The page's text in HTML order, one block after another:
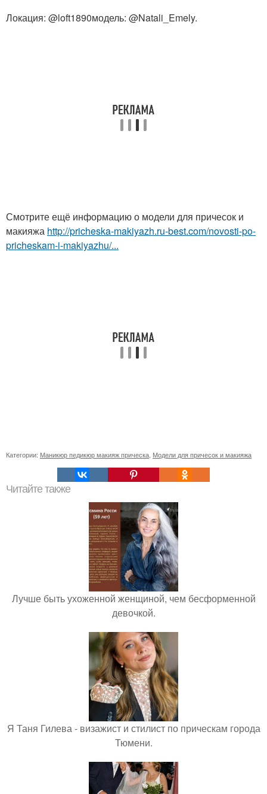
Локация: @loft1890модель: @Natali_Emely.
Смотрите ещё информацию о модели для причесок и
макияжа http://pricheska-makiyazh.ru-best.com/novosti-po-
pricheskam-i-makiyazhu/...
Категории: Маникюр педикюр макияж прическа, Модели для причесок и макияжа
Читайте также
Лучше быть ухоженной женщиной, чем бесформенной
девочкой.
Я Таня Гилева - визажист и стилист по прическам города
Тюмени.